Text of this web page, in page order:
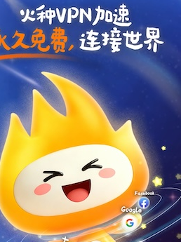
支持[0] 反对[0]
支持[0] 反对[0]
旋风加速器
软件中心 海外梯子官网